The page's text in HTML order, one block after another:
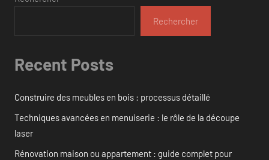
Rechercher
Recent Posts
Construire des meubles en bois : processus détaillé
Techniques avancées en menuiserie : le rôle de la découpe
laser
Rénovation maison ou appartement : guide complet pour